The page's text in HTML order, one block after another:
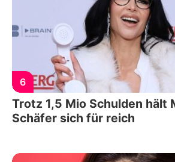
6
Trotz 1,5 Mio Schulden hält
Schäfer sich für reich